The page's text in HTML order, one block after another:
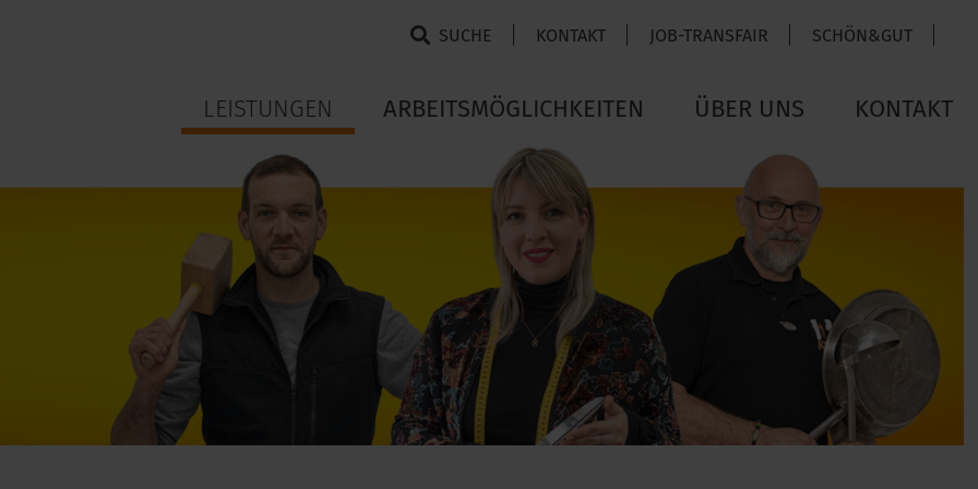
KONTAKT JOB-TRANSFAIR SCHÖN&GUT
SUCHE
LEISTUNGEN ARBEITSMÖGLICHKEITEN ÜBER UNS KONTAKT